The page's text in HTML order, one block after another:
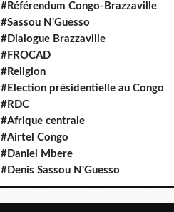
#Référendum Congo-Brazzaville
#Sassou N'Guesso
#Dialogue Brazzaville
#FROCAD
#Religion
#Election présidentielle au Congo
#RDC
#Afrique centrale
#Airtel Congo
#Daniel Mbere
#Denis Sassou N'Guesso